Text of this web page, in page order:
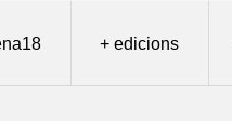
+ edicions